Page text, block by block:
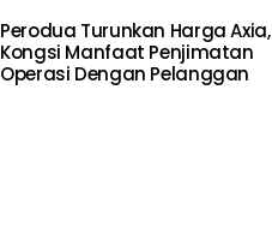
Perodua Turunkan Harga Axia,
Kongsi Manfaat Penjimatan
Operasi Dengan Pelanggan